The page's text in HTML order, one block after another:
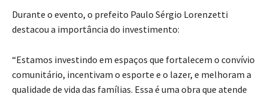
Durante o evento, o prefeito Paulo Sérgio Lorenzetti
destacou a importância do investimento:
“Estamos investindo em espaços que fortalecem o convívio
comunitário, incentivam o esporte e o lazer, e melhoram a
qualidade de vida das famílias. Essa é uma obra que atende